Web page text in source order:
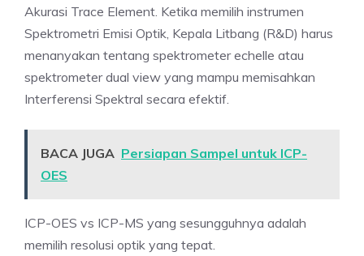
Akurasi Trace Element. Ketika memilih instrumen
Spektrometri Emisi Optik, Kepala Litbang (R&D) harus
menanyakan tentang spektrometer echelle atau
spektrometer dual view yang mampu memisahkan
Interferensi Spektral secara efektif.
BACA JUGA Persiapan Sampel untuk ICP-
OES
ICP-OES vs ICP-MS yang sesungguhnya adalah
memilih resolusi optik yang tepat.